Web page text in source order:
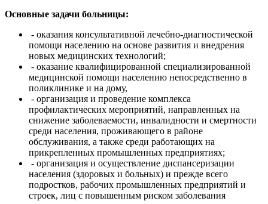
Основные задачи больницы:
- оказания консультативной лечебно-диагностической
помощи населению на основе развития и внедрения
новых медицинских технологий;
- оказание квалифицированной специализированной
медицинской помощи населению непосредственно в
поликлинике и на дому,
- организация и проведение комплекса
профилактических мероприятий, направленных на
снижение заболеваемости, инвалидности и смертности
среди населения, проживающего в районе
обслуживания, а также среди работающих на
прикрепленных промышленных предприятиях;
- организация и осуществление диспансеризации
населения (здоровых и больных) и прежде всего
подростков, рабочих промышленных предприятий и
строек, лиц с повышенным риском заболевания